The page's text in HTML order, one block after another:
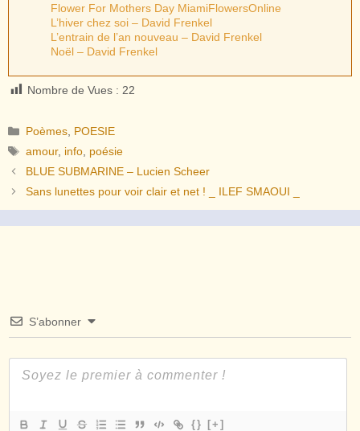
Flower For Mothers Day MiamiFlowersOnline
L’hiver chez soi – David Frenkel
L’entrain de l’an nouveau – David Frenkel
Noël – David Frenkel
Nombre de Vues : 22
Catégories
Poèmes POESIE
Étiquettes
amour, info poésie
BLUE SUBMARINE – Lucien Scheer
Sans lunettes pour voir clair et net ! _ ILEF SMAOUI _
S’abonner
{} [+]